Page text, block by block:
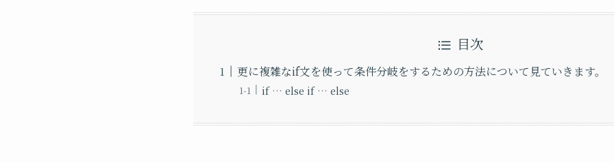
目次
更に複雑なif文を使って条件分岐をするための方法について見ていきます。
if … else if … else